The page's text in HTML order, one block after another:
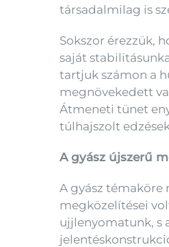
társadalmilag is
Sokszor érezzük,
saját
tartjuk számon a
megnövekedett
Átmeneti tünet
túlhajszolt
A gyász újszerű
A gyász témaköre
megközelítései
ujjlenyomatunk, s